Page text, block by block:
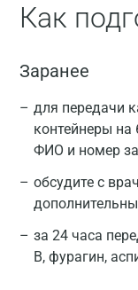
Как
Заранее
для передачи
контейнеры на
ФИО и номер
обсудите с
за 24 часа
В, фурагин,